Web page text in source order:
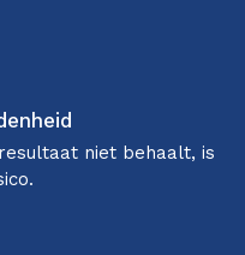
niet behaalt, is